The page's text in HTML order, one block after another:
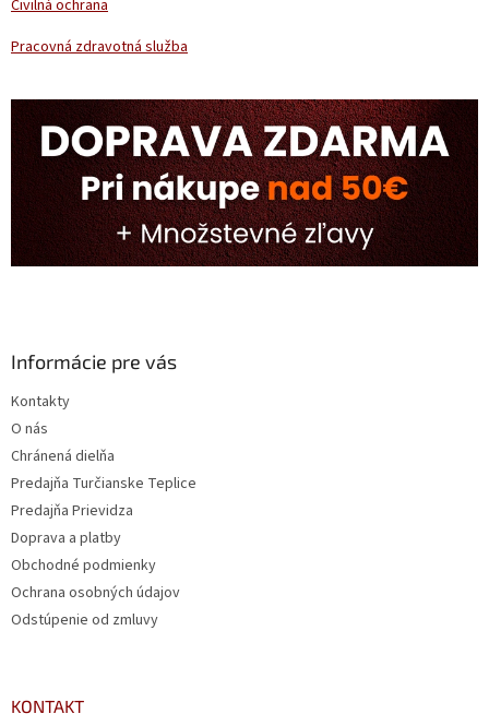
Civilná ochrana
Pracovná zdravotná služba
Informácie pre vás
Kontakty
O nás
Chránená dielňa
Predajňa Turčianske Teplice
Predajňa Prievidza
Doprava a platby
Obchodné podmienky
Ochrana osobných údajov
Odstúpenie od zmluvy
KONTAKT